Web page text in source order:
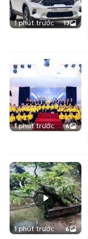
1 phút trước 13
1 phút trước 6
1 phút trước 6